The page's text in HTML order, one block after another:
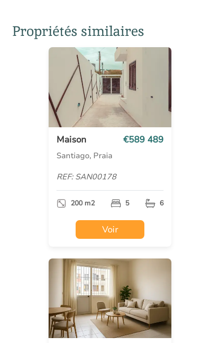
Propriétés similaires
Maison €589 489
Santiago, Praia
REF: SAN00178
200 m2 5 6
Voir